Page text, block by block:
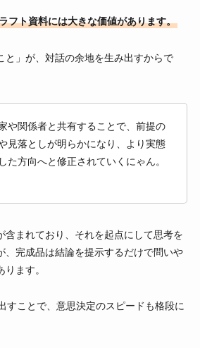
フト資料には大きな価値があります。
と」が、対話の余地を生み出すからで
や関係者と共有することで、前提の
見落としが明らかになり、より実態
た方向へと修正されていくにゃん。
含まれており、それを起点にして思考を
、完成品は結論を提示するだけで問いや
ます。
すことで、意思決定のスピードも格段に